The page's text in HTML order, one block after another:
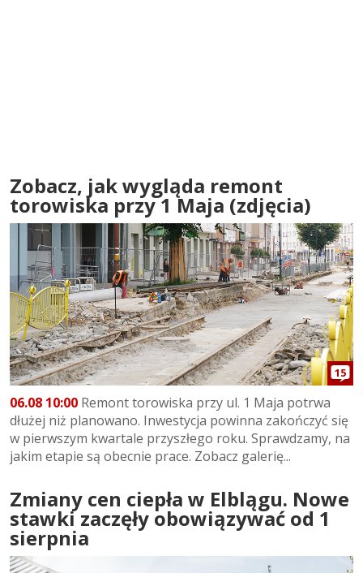
Zobacz, jak wygląda remont
torowiska przy 1 Maja (zdjęcia)
15
06.08 10:00 Remont torowiska przy ul. 1 Maja potrwa
dłużej niż planowano. Inwestycja powinna zakończyć się
w pierwszym kwartale przyszłego roku. Sprawdzamy, na
jakim etapie są obecnie prace. Zobacz galerię...
Zmiany cen ciepła w Elblągu. Nowe
stawki zaczęły obowiązywać od 1
sierpnia